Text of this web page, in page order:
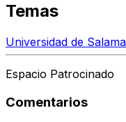
Temas
Universidad de
Espacio Patrocinado
Comentarios